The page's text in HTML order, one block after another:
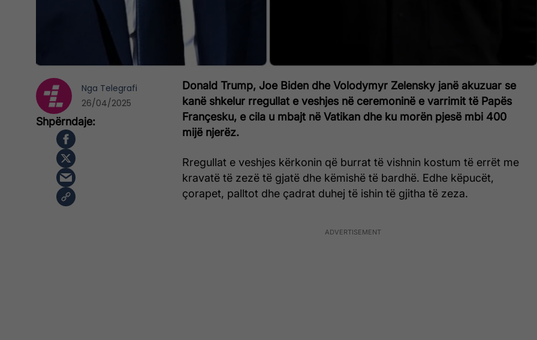
Donald Trump, Joe Biden dhe Volodymyr Zelensky janë akuzuar se
kanë shkelur rregullat e veshjes në ceremoninë e varrimit të Papës
Françesku, e cila u mbajt në Vatikan dhe ku morën pjesë mbi 400
mijë njerëz.
Rregullat e veshjes kërkonin që burrat të vishnin kostum të errët me
kravatë të zezë të gjatë dhe këmishë të bardhë. Edhe këpucët,
çorapet, palltot dhe çadrat duhej të ishin të gjitha të zeza.
Nga Telegrafi
26/04/2025